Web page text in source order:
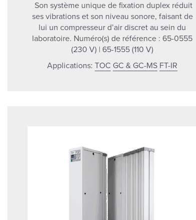
Son système unique de fixation duplex réduit
ses vibrations et son niveau sonore, faisant de
lui un compresseur d’air discret au sein du
laboratoire. Numéro(s) de référence : 65-0555
(230 V) | 65-1555 (110 V)
Applications: TOC GC & GC-MS FT-IR